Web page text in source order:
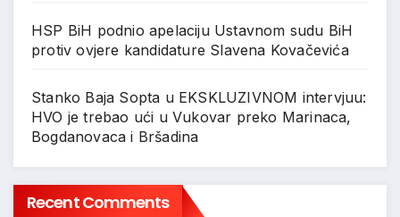
HSP BiH podnio apelaciju Ustavnom sudu BiH
protiv ovjere kandidature Slavena Kovačevića
Stanko Baja Sopta u EKSKLUZIVNOM intervjuu:
HVO je trebao ući u Vukovar preko Marinaca,
Bogdanovaca i Bršadina
Recent Comments